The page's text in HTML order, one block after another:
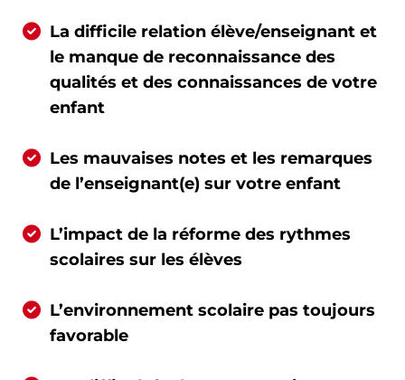
La difficile relation élève/enseignant et
le manque de reconnaissance des
qualités et des connaissances de votre
enfant
Les mauvaises notes et les remarques
de l’enseignant(e) sur votre enfant
L’impact de la réforme des rythmes
scolaires sur les élèves
L’environnement scolaire pas toujours
favorable